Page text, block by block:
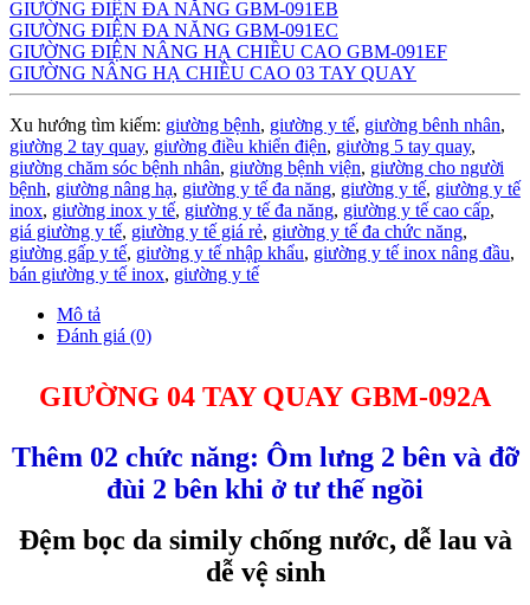
GIƯỜNG ĐIỆN ĐA NĂNG GBM-091EB
GIƯỜNG ĐIỆN ĐA NĂNG GBM-091EC
GIƯỜNG ĐIỆN NÂNG HẠ CHIỀU CAO GBM-091EF
GIƯỜNG NÂNG HẠ CHIỀU CAO 03 TAY QUAY
Xu hướng tìm kiếm: giường bệnh, giường y tế, giường bênh nhân,
giường 2 tay quay, giường điều khiển điện, giường 5 tay quay,
giường chăm sóc bệnh nhân, giường bệnh viện, giường cho người
bệnh, giường nâng hạ, giường y tế đa năng, giường y tế, giường y tế
inox, giường inox y tế, giường y tế đa năng, giường y tế cao cấp,
giá giường y tế, giường y tế giá rẻ, giường y tế đa chức năng,
giường gấp y tế, giường y tế nhập khẩu, giường y tế inox nâng đầu,
bán giường y tế inox, giường y tế
Mô tả
Đánh giá (0)
GIƯỜNG 04 TAY QUAY GBM-092A
Thêm 02 chức năng: Ôm lưng 2 bên và đỡ
đùi 2 bên khi ở tư thế ngồi
Đệm bọc da simily chống nước, dễ lau và
dễ vệ sinh